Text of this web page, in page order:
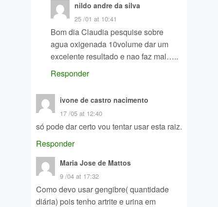
nildo andre da silva
25 /01 at 10:41
Bom dia Claudia pesquise sobre
agua oxigenada 10volume dar um
excelente resultado e nao faz mal…..
Responder
ivone de castro nacimento
17 /05 at 12:40
só pode dar certo vou tentar usar esta raiz.
Responder
Maria Jose de Mattos
9 /04 at 17:32
Como devo usar gengibre( quantidade
diária) pois tenho artrite e urina em